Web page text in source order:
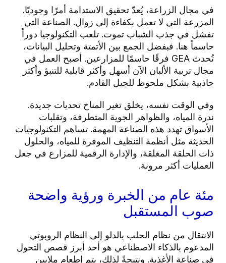
في مجال الزراعة، يُعدّ تحقيق الاستدامة أمرًا وجوديًا.
المزرعة التي لا تعمل بكفاءة إلى زوال. الصناعة التي
تفشل في جذب الشباب تموت. تلعب التكنولوجيا دوراً
حاسماً هنا. فبفضل الجمع بين الأتمتة وتحليل البيانات،
تُحدث GEA فرقًا حاسمًا للمزارعين. أصبح العمل في
مجال تربية الألبان الآن أسهل وأكثر قابلية للتنبؤ وأكثر
جاذبية بشكل ملحوظ للجيل القادم.
وفي الوقت نفسه، يخلق تغير المناخ تحديات جديدة.
ندرة المياه، والظواهر الجوية المتطرفة، وتقلبات
الأسواق تهدد هذه الصناعة المهمة. تساهم التكنولوجيات
الحديثة مثل أنظمة التنظيف الموفرة للمياه، والحلول
ذات الحلقة المغلقة، والإدارة الرقمية للمزارع في جعل
العمليات أكثر مرونة.
مئة عام من الخبرة ورؤية واضحة
صوب المستقبل
الانتقال من نظام الحلب بالدلو إلى النظام الروبوتي
المدعوم بالذكاء الاصطناعي هو أحد أبرز قصص التحول
في صناعة الأغذية. ونتيجةً لذلك، يتم إطعام ملايين